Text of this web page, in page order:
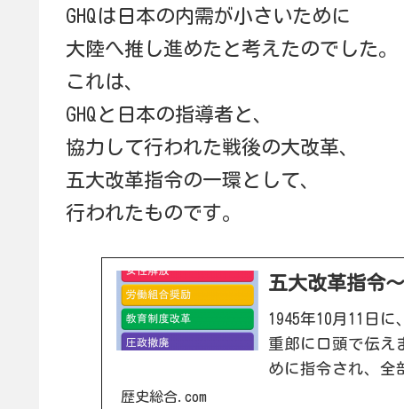
GHQは日本の内需が小さいために
大陸へ推し進めたと考えたのでした。
これは、
GHQと日本の指導者と、
協力して行われた戦後の大改革、
五大改革指令の一環として、
行われたものです。
五大改革指令
1945年10月11日に
重郎に口頭で伝え
めに指令され、全
放、労働組合の
歴史総合.com